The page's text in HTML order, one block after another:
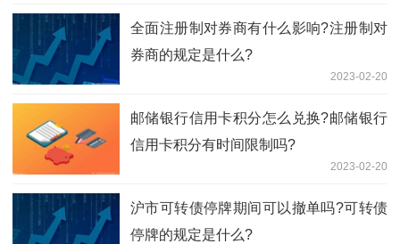
全面注册制对券商有什么影响?注册制对
券商的规定是什么?
2023-02-20
邮储银行信用卡积分怎么兑换?邮储银行
信用卡积分有时间限制吗?
2023-02-20
沪市可转债停牌期间可以撤单吗?可转债
停牌的规定是什么?